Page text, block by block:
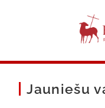
Jauniešu